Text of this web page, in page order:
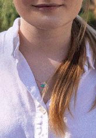
Fiorentino
Levane nel
Articolo precedente
Covid-19, il Valdarno
ferma le giostre per il